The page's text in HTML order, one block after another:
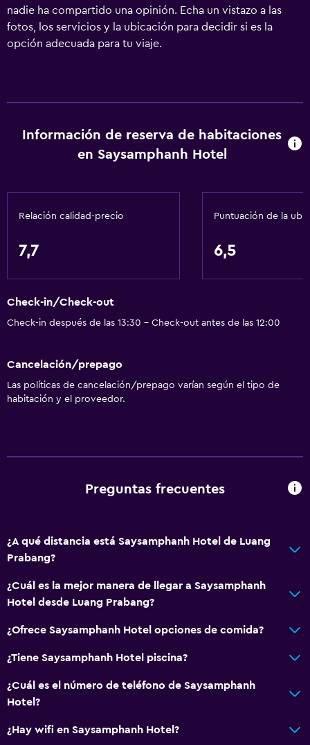
nadie ha compartido una opinión. Echa un vistazo a las
fotos, los servicios y la ubicación para decidir si es la
opción adecuada para tu viaje.
Información de reserva de habitaciones
en Saysamphanh Hotel
Relación calidad-precio
7,7
Puntuación de la
6,5
Check-in/Check-out
Check-in después de las 13:30 - Check-out antes de las 12:00
Cancelación/prepago
Las políticas de cancelación/prepago varían según el tipo de
habitación y el proveedor.
Preguntas frecuentes
¿A qué distancia está Saysamphanh Hotel de Luang
Prabang?
¿Cuál es la mejor manera de llegar a Saysamphanh
Hotel desde Luang Prabang?
¿Ofrece Saysamphanh Hotel opciones de comida?
¿Tiene Saysamphanh Hotel piscina?
¿Cuál es el número de teléfono de Saysamphanh
Hotel?
¿Hay wifi en Saysamphanh Hotel?